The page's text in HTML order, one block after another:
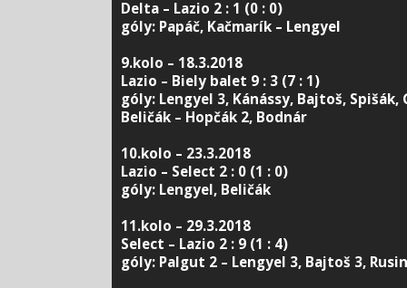
Delta – Lazio 2 : 1 (0 : 0)
góly: Papáč, Kačmarík – Lengyel
9.kolo – 18.3.2018
Lazio – Biely balet 9 : 3 (7 : 1)
góly: Lengyel 3, Kánássy, Bajtoš, Spišák,
Beličák – Hopčák 2, Bodnár
10.kolo – 23.3.2018
Lazio – Select 2 : 0 (1 : 0)
góly: Lengyel, Beličák
11.kolo – 29.3.2018
Select – Lazio 2 : 9 (1 : 4)
góly: Palgut 2 – Lengyel 3, Bajtoš 3,